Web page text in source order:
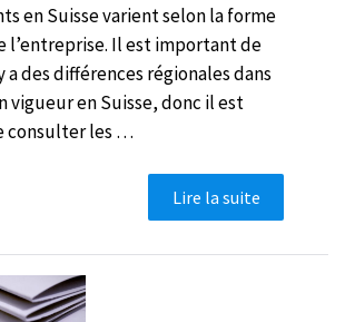
en Suisse varient selon la forme
l’entreprise. Il est important de
a des différences régionales dans
vigueur en Suisse, donc il est
consulter les …
Lire la suite